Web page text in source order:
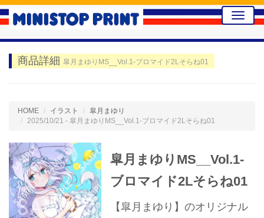
Toggle
商品詳細 皐月まゆりMS__Vol.1-ブロマイド2Lそらね01
HOME イラスト
皐月まゆり
2025/10/21 - 皐月まゆりMS__Vol.1-ブロマイド2Lそらね01
皐月まゆりMS__Vol.1-
ブロマイド2Lそらね01
【皐月まゆり】のオリジナル